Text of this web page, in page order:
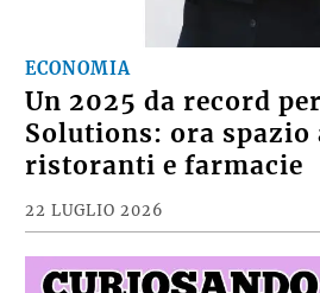
ECONOMIA
Un 2025 da record
Solutions: ora spazio
ristoranti e farmacie
22 LUGLIO 2026